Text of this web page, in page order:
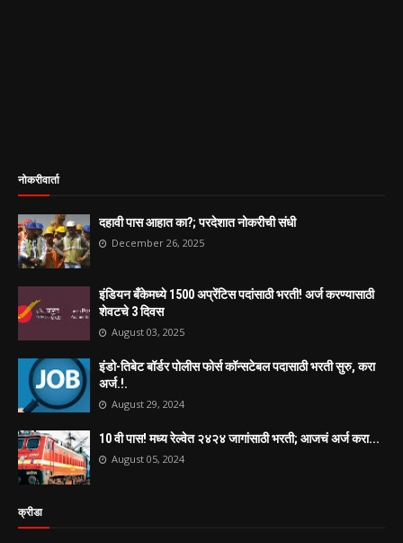
नोकरीवार्ता
दहावी पास आहात का?; परदेशात नोकरीची संधी
December 26, 2025
इंडियन बँकेमध्ये 1500 अप्रेंटिस पदांसाठी भरती! अर्ज करण्यासाठी
शेवटचे 3 दिवस
August 03, 2025
इंडो-तिबेट बॉर्डर पोलीस फोर्स कॉन्सटेबल पदासाठी भरती सुरु, करा
अर्ज.!.
August 29, 2024
10 वी पास! मध्य रेल्वेत २४२४ जागांसाठी भरती; आजचं अर्ज करा...
August 05, 2024
क्रीडा